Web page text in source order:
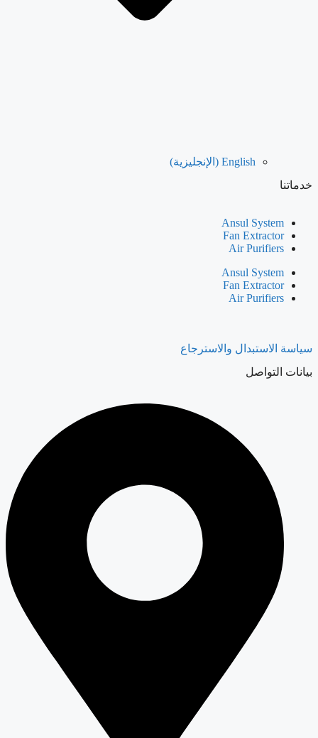
English
( الإنجليزية)
خدماتنا
Ansul System
Fan Extractor
Air Purifiers
Ansul System
Fan Extractor
Air Purifiers
سياسة الاستبدال والاسترجاع
بيانات التواصل